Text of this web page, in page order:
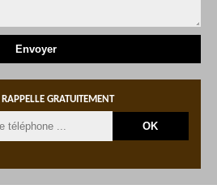
GRATUITEMENT